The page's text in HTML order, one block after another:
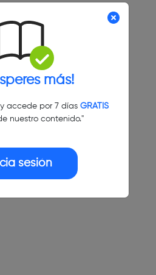
más!
accede por 7 días GRATIS
nuestro contenido."
sesión